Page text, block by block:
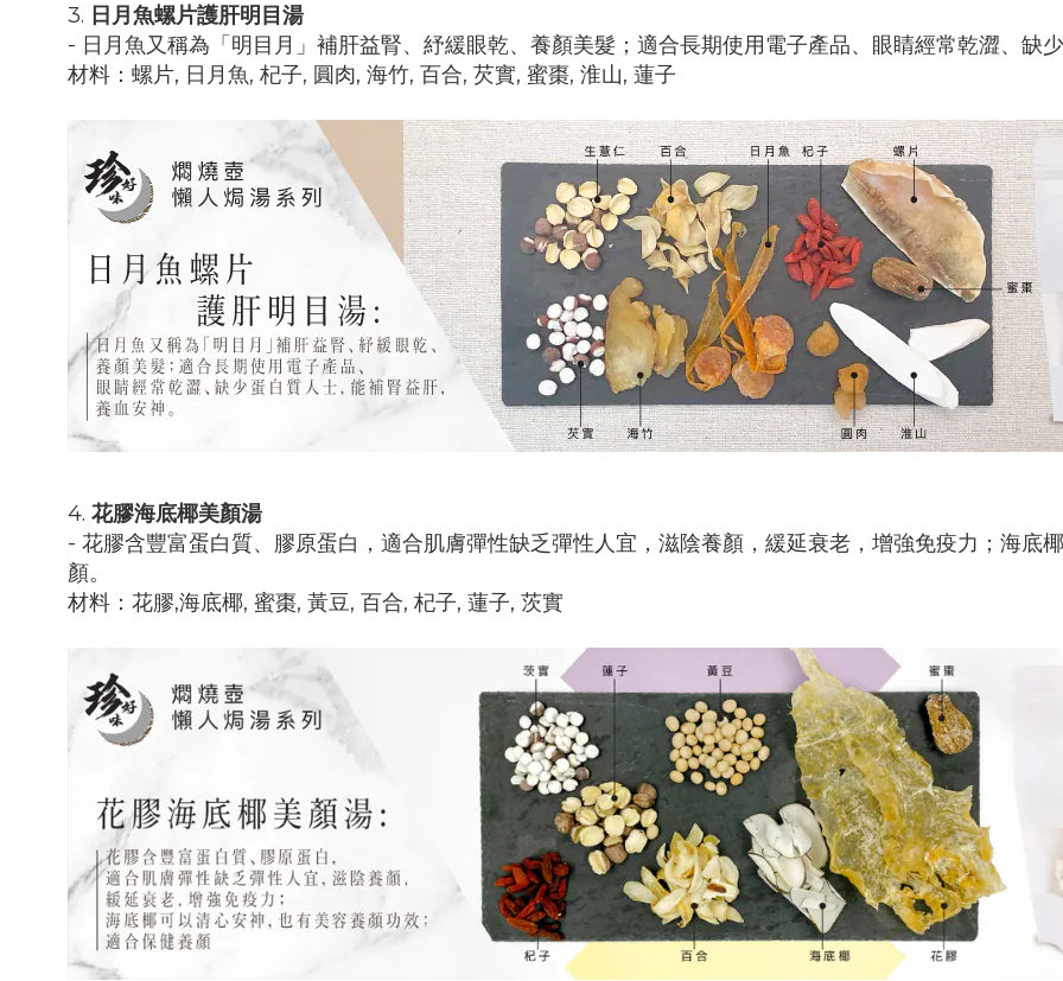
3. 日月魚螺片護肝明目湯
- 日月魚又稱為「明目月」補肝益腎、紓緩眼乾、養顏美髮；適合長期使用電子產品、眼睛經常乾澀、缺
材料： 螺片, 日月魚, 杞子, 圓肉, 海竹, 百合, 芡實, 蜜棗, 淮山, 蓮子
4. 花膠海底椰美顏湯
- 花膠含豐富蛋白質、膠原蛋白，適合肌膚彈性缺乏彈性人宜，滋陰養顏，緩延衰老，增強免疫力；海底
顏。
材料： 花膠,海底椰, 蜜棗, 黃豆, 百合, 杞子, 蓮子, 茨實